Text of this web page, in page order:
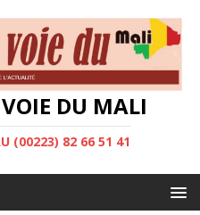
DU MALI
(00223) 82 66 51 41